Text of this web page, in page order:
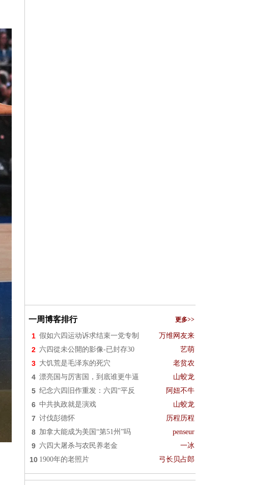
一周博客排行 更多>>
1 假如六四运动诉求结束一党专制 万维网友来
2 六四從未公開的影像-已封存30 艺萌
3 大饥荒是毛泽东的死穴 老贫农
4 漂亮国与厉害国，到底谁更牛逼 山蛟龙
5 纪念六四旧作重发：六四“平反 阿妞不牛
6 中共执政就是演戏 山蛟龙
7 讨伐彭德怀 历程历程
8 加拿大能成为美国“第51州”吗 penseur
9 六四大屠杀与农民养老金 一冰
10 1900年的老照片 弓长贝占郎